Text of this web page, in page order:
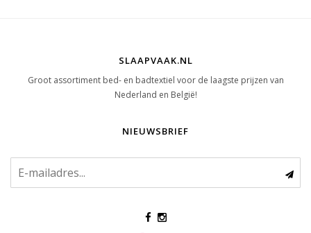
SLAAPVAAK.NL
Groot assortiment bed- en badtextiel voor de laagste prijzen van
Nederland en België!
NIEUWSBRIEF